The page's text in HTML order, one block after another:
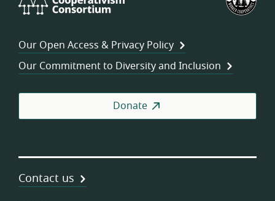
Cooperativism
Our Open Access & Privacy Policy
Our Commitment to Diversity and Inclusion
Donate
Contact us